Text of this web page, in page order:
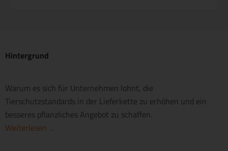
Hintergrund
Warum es sich für Unternehmen lohnt, die
Tierschutzstandards in der Lieferkette zu erhöhen und ein
besseres pflanzliches Angebot zu schaffen.
Weiterlesen ...